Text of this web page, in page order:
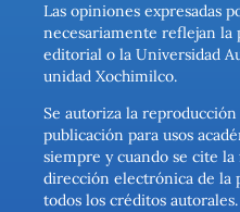
Las opiniones expresadas
necesariamente reflejan la
editorial o la Universidad
unidad Xochimilco.
Se autoriza la
publicación para usos
siempre y cuando se cite
dirección electrónica de la
todos los créditos